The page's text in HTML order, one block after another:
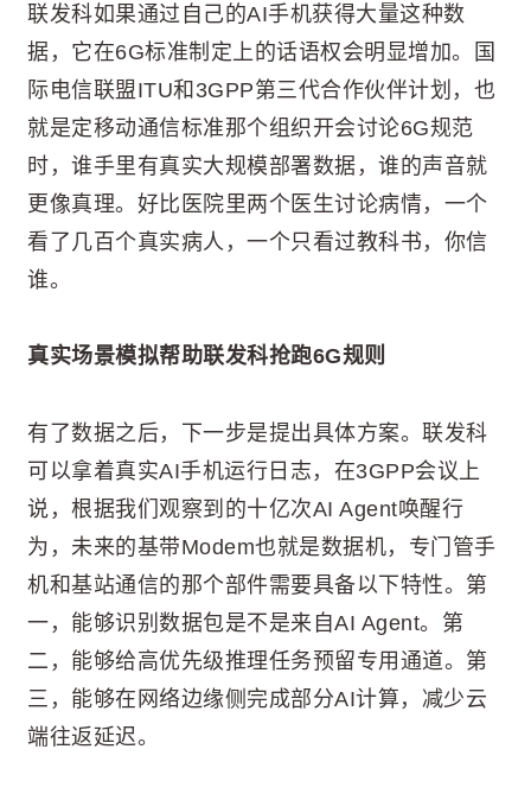
联发科如果通过自己的AI手机获得大量这种数
据，它在6G标准制定上的话语权会明显增加。国
际电信联盟ITU和3GPP第三代合作伙伴计划，也
就是定移动通信标准那个组织开会讨论6G规范
时，谁手里有真实大规模部署数据，谁的声音就
更像真理。好比医院里两个医生讨论病情，一个
看了几百个真实病人，一个只看过教科书，你信
谁。
真实场景模拟帮助联发科抢跑6G规则
有了数据之后，下一步是提出具体方案。联发科
可以拿着真实AI手机运行日志，在3GPP会议上
说，根据我们观察到的十亿次AI Agent唤醒行
为，未来的基带Modem也就是数据机，专门管手
机和基站通信的那个部件需要具备以下特性。第
一，能够识别数据包是不是来自AI Agent。第
二，能够给高优先级推理任务预留专用通道。第
三，能够在网络边缘侧完成部分AI计算，减少云
端往返延迟。